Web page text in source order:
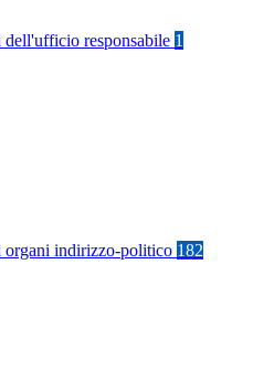
dell'ufficio responsabile 1
organi indirizzo-politico 182